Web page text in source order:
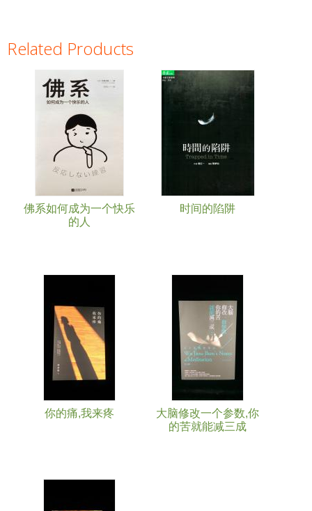
Related Products
佛系如何成为一个快乐
的人
时间的陷阱
你的痛,我来疼
大脑修改一个参数,你
的苦就能减三成
Pages